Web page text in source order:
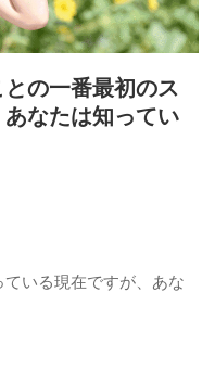
の一番最初のス
なたは知ってい
いる現在ですが、あな